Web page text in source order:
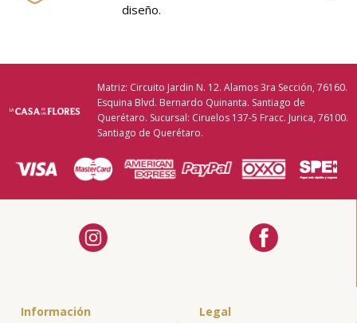
diseño.
Matriz: Circuito Jardin N. 12. Alamos 3ra Sección, 76160.
Esquina Blvd. Bernardo Quinanta. Santiago de
Querétaro. Sucursal: Ciruelos 137-5 Fracc. Jurica, 76100.
Santiago de Querétaro.
Información Legal